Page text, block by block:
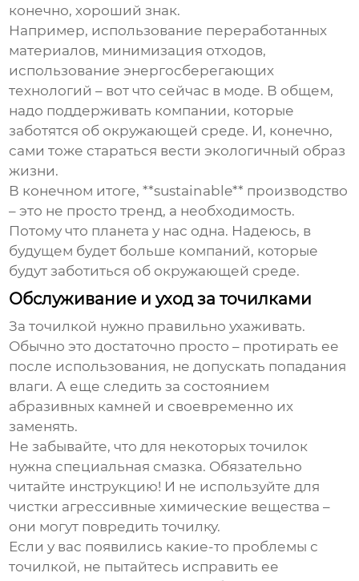
конечно, хороший знак.
Например, использование переработанных
материалов, минимизация отходов,
использование энергосберегающих
технологий – вот что сейчас в моде. В общем,
надо поддерживать компании, которые
заботятся об окружающей среде. И, конечно,
сами тоже стараться вести экологичный образ
жизни.
В конечном итоге, **sustainable** производство
– это не просто тренд, а необходимость.
Потому что планета у нас одна. Надеюсь, в
будущем будет больше компаний, которые
будут заботиться об окружающей среде.
Обслуживание и уход за точилками
За точилкой нужно правильно ухаживать.
Обычно это достаточно просто – протирать ее
после использования, не допускать попадания
влаги. А еще следить за состоянием
абразивных камней и своевременно их
заменять.
Не забывайте, что для некоторых точилок
нужна специальная смазка. Обязательно
читайте инструкцию! И не используйте для
чистки агрессивные химические вещества –
они могут повредить точилку.
Если у вас появились какие-то проблемы с
точилкой, не пытайтесь исправить ее